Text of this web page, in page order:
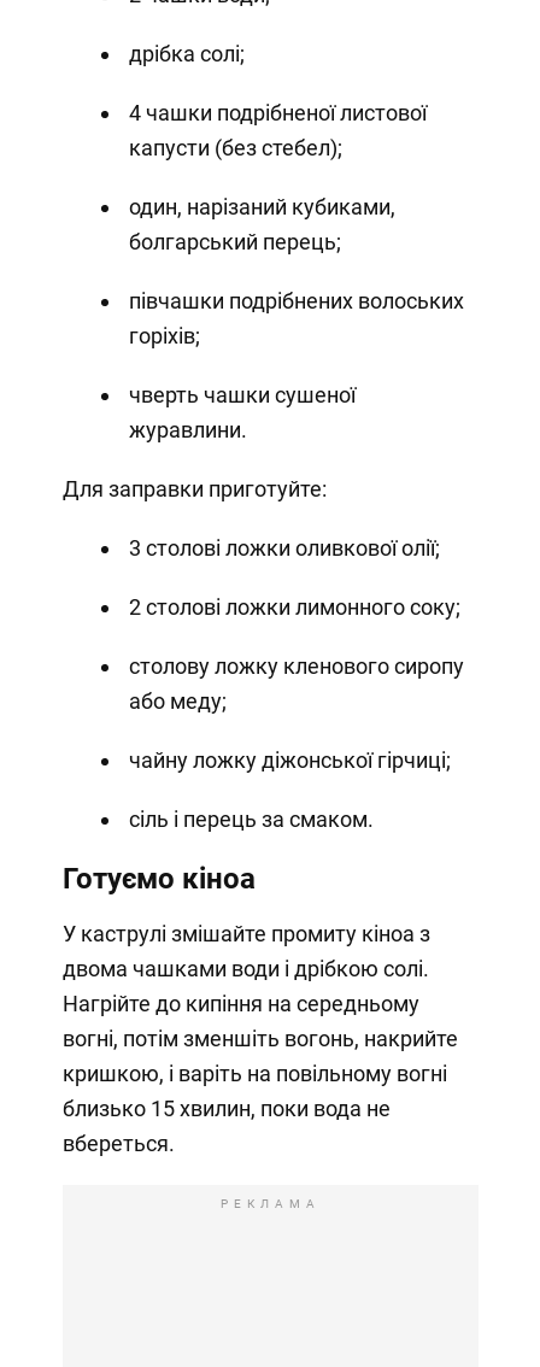
дрібка солі;
4 чашки подрібненої листової
капусти (без стебел);
один, нарізаний кубиками,
болгарський перець;
півчашки подрібнених волоських
горіхів;
чверть чашки сушеної
журавлини.
Для заправки приготуйте:
3 столові ложки оливкової олії;
2 столові ложки лимонного соку;
столову ложку кленового сиропу
або меду;
чайну ложку діжонської гірчиці;
сіль і перець за смаком.
Готуємо кіноа
У каструлі змішайте промиту кіноа з
двома чашками води і дрібкою солі.
Нагрійте до кипіння на середньому
вогні, потім зменшіть вогонь, накрийте
кришкою, і варіть на повільному вогні
близько 15 хвилин, поки вода не
вбереться.
РЕКЛАМА